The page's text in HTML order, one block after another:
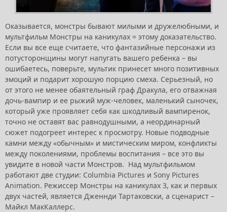
Оказывается, монстры бывают милыми и дружелюбными, и
мультфильм Монстры на каникулах = этому доказательство.
Если вы все еще считаете, что фантазийные персонажи из
потусторонщины могут напугать вашего ребенка – вы
ошибаетесь, поверьте, мультик принесет много позитивных
эмоций и подарит хорошую порцию смеха. Серьезный, но
от этого не менее обаятельный граф Дракула, его отважная
дочь-вампир и ее рыжий муж-человек, маленький сыночек,
который уже проявляет себя как шкодливый вампиренок,
точно не оставят вас равнодушными, а неординарный
сюжет подогреет интерес к просмотру. Новые подводные
камни между «обычным» и мистическим миром, конфликты
между поколениями, проблемы воспитания – все это вы
увидите в новой части Монстров. Над мультфильмом
работают две студии: Columbia Pictures и Sony Pictures
Animation. Режиссер Монстры на каникулах 3, как и первых
двух частей, является Дженнди Тартаковски, а сценарист –
Майкл МакКаллерс.